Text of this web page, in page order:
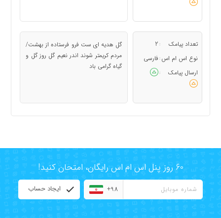
تعداد پیامک :
2
نوع اس ام اس : فارسی
ارسال پیامک
:
گل هدیه ای ست فرو فرستاده از بهشت/
مردم کریمتر شوند اندر نعیم گل روز گل و
گیاه گرامی باد
60 روز پنل اس ام اس رایگان، امتحان کنید!
+98 ایجاد حساب